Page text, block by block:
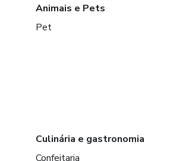
Animais e Pets
Pet
Culinária e gastronomia
Confeitaria